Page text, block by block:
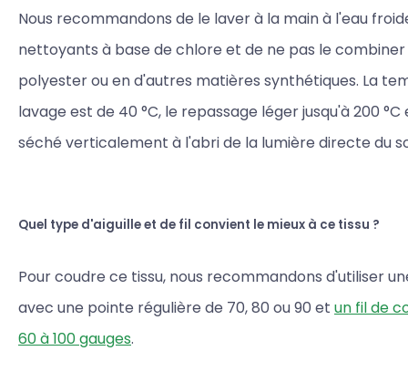
Nous recommandons de le laver à la main à l'eau
nettoyants à base de chlore et de ne pas le
polyester ou en d'autres matières synthétiques. La
lavage est de 40 °C, le repassage léger jusqu'à 200
séché verticalement à l'abri de la lumière directe du
Quel type d'aiguille et de fil convient le mieux à ce tissu ?
Pour coudre ce tissu, nous recommandons d'utiliser
avec une pointe régulière de 70, 80 ou 90 et un fil de
60 à 100 gauges.